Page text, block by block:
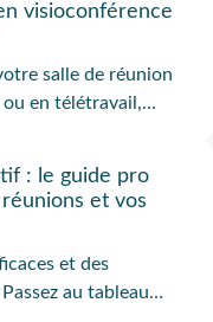
visioconférence
salle de réunion
en télétravail,
Onliz vous guide
à vos usages.
: le guide pro
et vos
et des
au tableau